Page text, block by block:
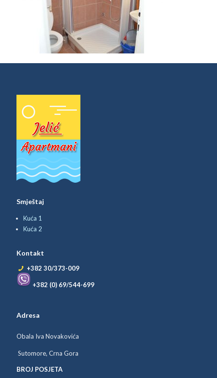
Smještaj
Kuća 1
Kuća 2
Kontakt
+382 30/373-009
+382 (0) 69/544-699
Adresa
Obala Iva Novakovića
Sutomore, Crna Gora
BROJ POSJETA